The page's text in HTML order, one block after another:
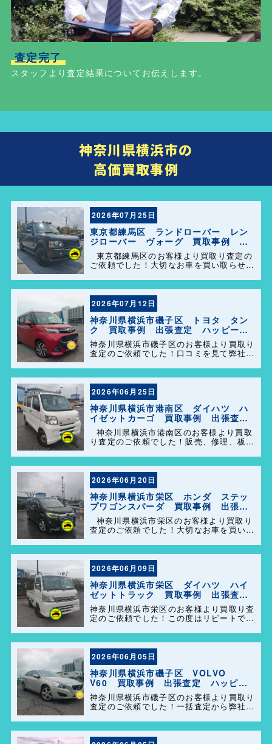
査定完了
スタッフより査定結果についてお伝えします。
神奈川県横浜市の
高価買取事例
2026年07月25日
東京都練馬区 ランドローバー レン
ジローバー ヴォーグ 買取事例 出
張査定 ハッピーカーズ港南店！
東京都練馬区のお客様より買取り査定の
ご依頼でした！大切なお車を買い取らせて
の事をよろしくお願いします＼(^o^)／
2026年07月12日
神奈川県横浜市磯子区 トヨタ タン
ク 買取事例 出張査定 ハッピーカ
ーズ港南店！
神奈川県横浜市磯子区のお客様より買取り
査定のご依頼でした！口コミを見て弊社を
事があれば気軽にご相談して下さい(^o^)
／
2026年06月25日
神奈川県横浜市港南区 ダイハツ ハ
イゼットカーゴ 買取事例 出張査
定 ハッピーカーズ港南店！
神奈川県横浜市港南区のお客様より買取
り査定のご依頼でした！販売、修理、板
の事で困った事があれば、気軽にご相談し
て下さい(^o^)／
2026年06月20日
神奈川県横浜市栄区 ホンダ ステッ
プワゴンスパーダ 買取事例 出張査
定 ハッピーカーズ港南店！
神奈川県横浜市栄区のお客様より買取り
査定のご依頼でした！大切なお車を買い取
も弊社の事をよろしくお願いします＼
(^o^)／
2026年06月09日
神奈川県横浜市栄区 ダイハツ ハイ
ゼットトラック 買取事例 出張査
定 ハッピーカーズ港南店！
神奈川県横浜市栄区のお客様より買取り査
定のご依頼でした！この度はリピートでの
のお車を迅速かつ丁寧に対応させていただ
きました。 今後ともよろしくお願いしま
す＼(^o^)／
2026年06月05日
神奈川県横浜市磯子区 VOLVO
V60 買取事例 出張査定 ハッピー
カーズ港南店！
神奈川県横浜市磯子区のお客様より買取り
査定のご依頼でした！一括査定から弊社を
(^o^)／ また、事務所に遊びに来てくださ
い。